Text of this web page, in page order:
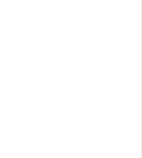
HP
Getac
ZTE